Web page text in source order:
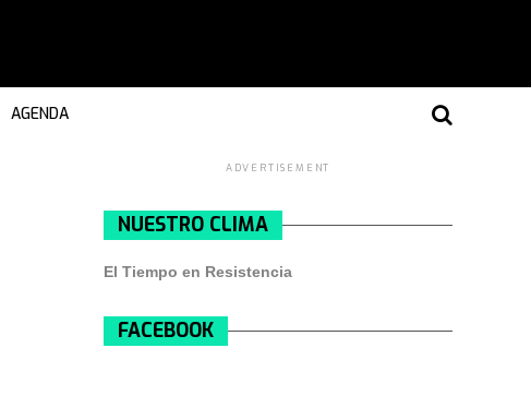
AGENDA
ADVERTISEMENT
NUESTRO CLIMA
El Tiempo en Resistencia
FACEBOOK